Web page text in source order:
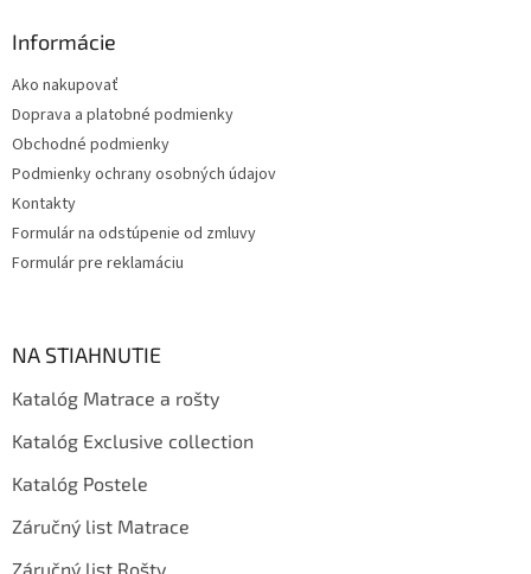
Informácie
Ako nakupovať
Doprava a platobné podmienky
Obchodné podmienky
Podmienky ochrany osobných údajov
Kontakty
Formulár na odstúpenie od zmluvy
Formulár pre reklamáciu
NA STIAHNUTIE
Katalóg Matrace a rošty
Katalóg Exclusive collection
Katalóg Postele
Záručný list Matrace
Záručný list Rošty